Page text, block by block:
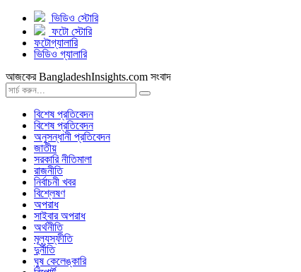
ভিডিও স্টোরি
ফটো স্টোরি
ফটোগ্যালারি
ভিডিও গ্যালারি
আজকের BangladeshInsights.com সংবাদ
বিশেষ প্রতিবেদন
বিশেষ প্রতিবেদন
অনুসন্ধানী প্রতিবেদন
জাতীয়
সরকারি নীতিমালা
রাজনীতি
নির্বাচনী খবর
বিশ্লেষণ
অপরাধ
সাইবার অপরাধ
অর্থনীতি
মূল্যস্ফীতি
দুর্নীতি
ঘুষ কেলেঙ্কারি